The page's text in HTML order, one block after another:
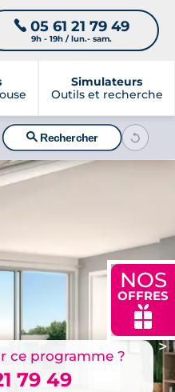
📞 05 61 21 79 49
9h - 19h / lun.- sam.
Simulateurs
Outils et recherche
NOS
OFFRES
🎁
🔍Rechercher
>
ce programme ?
79 49